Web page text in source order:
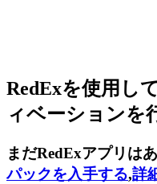
RedExを使用し
ィベーションを
まだRedExアプリは
パックを入手する,詳